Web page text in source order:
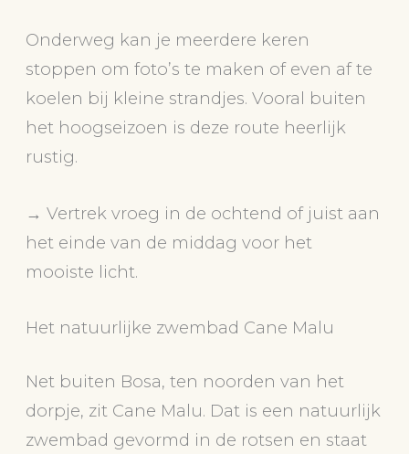
Onderweg kan je meerdere keren
stoppen om foto’s te maken of even af te
koelen bij kleine strandjes. Vooral buiten
het hoogseizoen is deze route heerlijk
rustig.
→ Vertrek vroeg in de ochtend of juist aan
het einde van de middag voor het
mooiste licht.
Het natuurlijke zwembad Cane Malu
Net buiten Bosa, ten noorden van het
dorpje, zit Cane Malu. Dat is een natuurlijk
zwembad gevormd in de rotsen en staat